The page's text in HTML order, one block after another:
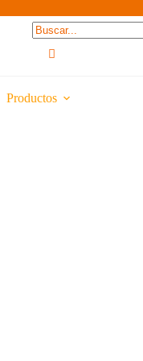
Productos